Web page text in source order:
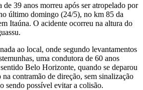
de 39 anos morreu após ser atropelado por
último domingo (24/5), no km 85 da
Itaúna. O acidente ocorreu na altura do
ao local, onde segundo levantamentos
uma condutora de 60 anos
Belo Horizonte, quando se deparou
contramão de direção, sem sinalização
sendo possível evitar a colisão.